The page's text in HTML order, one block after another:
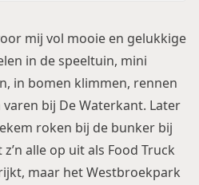
mij vol mooie en gelukkige
in de speeltuin, mini
in bomen klimmen, rennen
bij De Waterkant. Later
roken bij de bunker bij
alle op uit als Food Truck
maar het Westbroekpark